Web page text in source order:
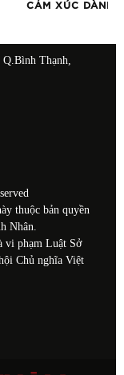
CẢM XÚC DÀNH
Q.Bình Thạnh,
thuộc bản quyền
Nhân.
vi phạm Luật Sở
Chủ nghĩa Việt